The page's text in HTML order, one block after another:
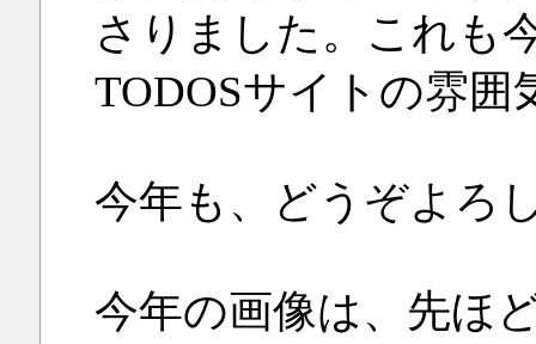
さりました。これも
TODOSサイトの雰
今年も、どうぞよろ
今年の画像は、先ほ